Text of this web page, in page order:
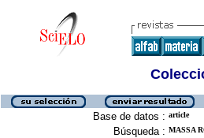
Base de datos : article
Búsqueda : MASSA